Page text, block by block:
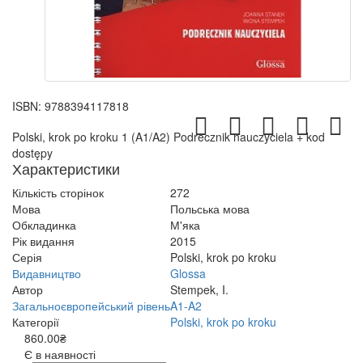
ISBN: 9788394117818
Polski, krok po kroku 1 (A1/A2) Podrecznik nauczyciela + kod
dostępy
Характеристики
Кількість сторінок
272
Мова
Польська мова
Обкладинка
М'яка
Рік видання
2015
Серія
Polski, krok po kroku
Видавництво
Glossa
Автор
Stempek, I.
Загальноєвропейський рівеньA1-A2
Категорії
Polski, krok po kroku
860.00₴
Є в наявності